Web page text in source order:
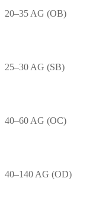
20–35 AG (OB)
25–30 AG (SB)
40–60 AG (OC)
40–140 AG (OD)